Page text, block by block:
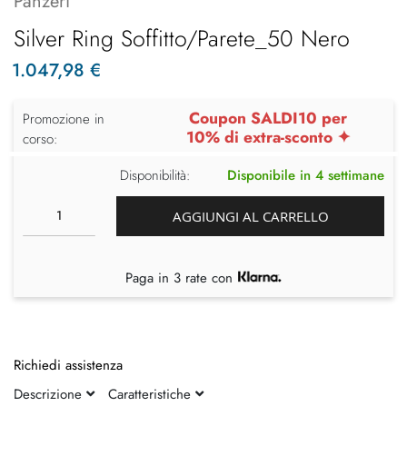
Silver Ring Soffitto/Parete_50 Nero
1.047,98 €
Promozione in
corso:
Coupon SALDI10 per
10% di extra-sconto ✦
Disponibilità: Disponibile in 4 settimane
AGGIUNGI AL CARRELLO
Paga in 3 rate con
Richiedi assistenza
Descrizione
Caratteristiche